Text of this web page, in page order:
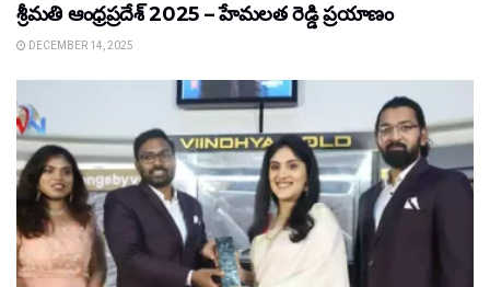
శ్రీమతి ఆంధ్రప్రదేశ్ 2025 – హేమలత రెడ్డి ప్రయాణం
DECEMBER 14, 2025